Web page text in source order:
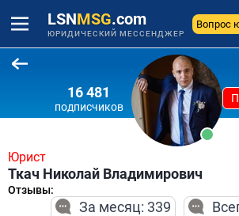
LSNMSG.com
ЮРИДИЧЕСКИЙ МЕССЕНДЖЕР
Вопрос
16 481
подписчиков
Юрист
Ткач Николай Владимирович
Отзывы:
За месяц: 339